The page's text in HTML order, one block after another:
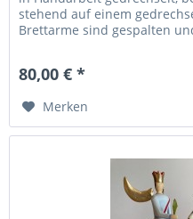
stehend auf einem
Brettarme sind gespalten
80,00 € *
Merken